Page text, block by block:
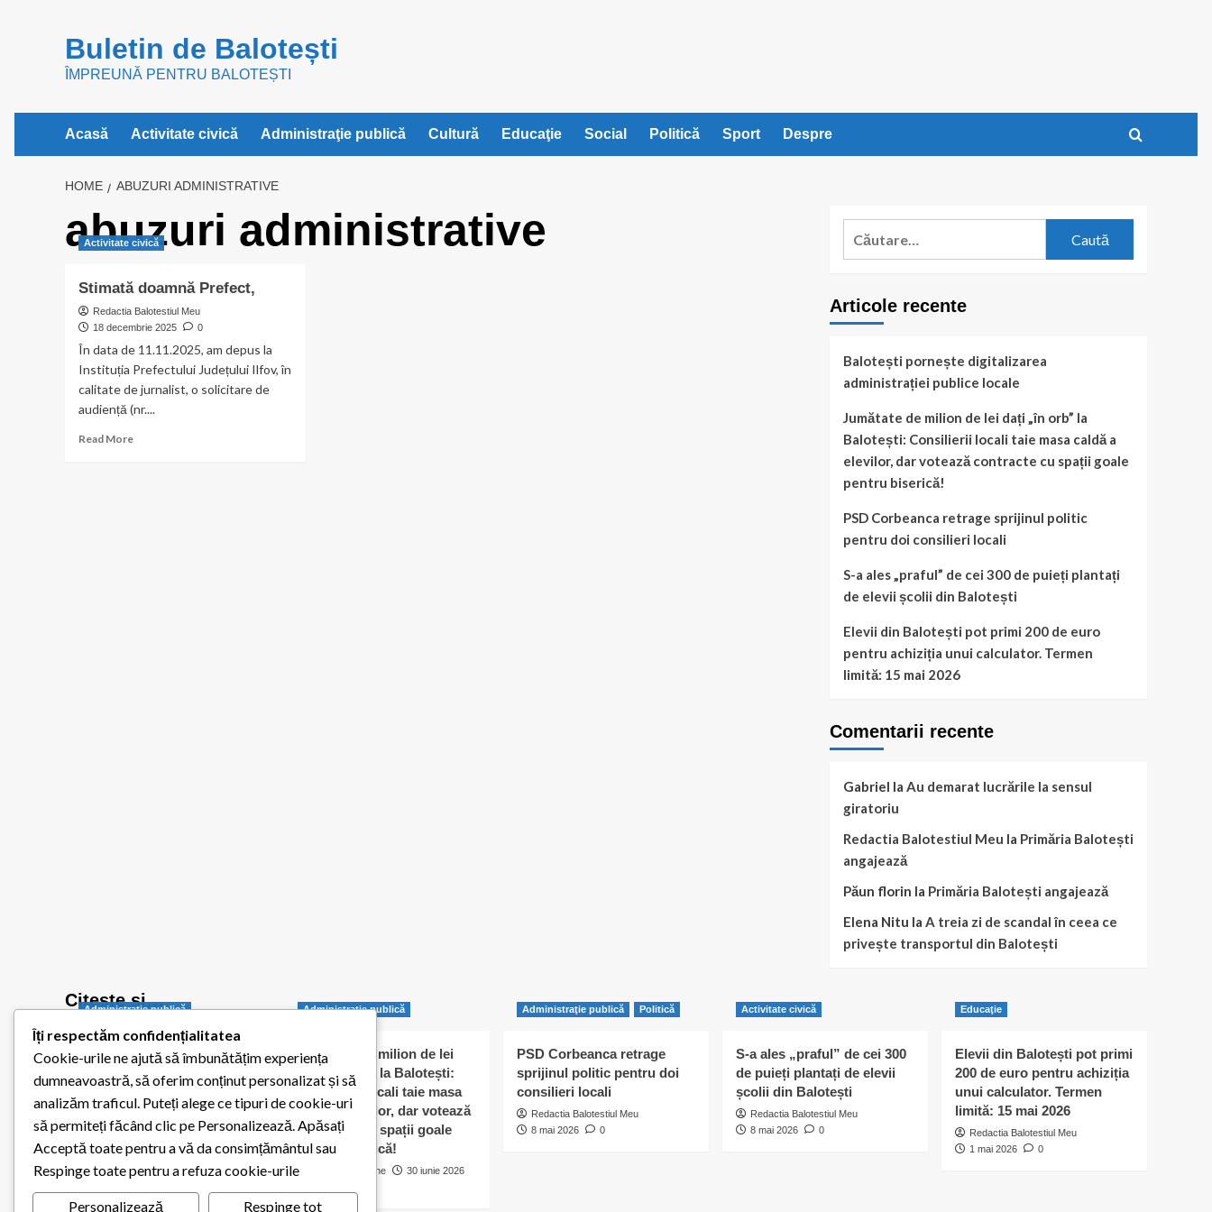
Buletin de Balotești
ÎMPREUNĂ PENTRU BALOTEȘTI
Acasă Activitate civică Administraţie publică Cultură Educaţie Social Politică Sport Despre
HOME ABUZURI ADMINISTRATIVE
abuzuri administrative
Activitate civică
Stimată doamnă Prefect,
Redactia Balotestiul Meu
18 decembrie 2025
0
În data de 11.11.2025, am depus la
Instituția Prefectului Județului Ilfov, în
calitate de jurnalist, o solicitare de
audiență (nr....
Read MoreRead
Caută
Articole recente
Balotești pornește digitalizarea
administrației publice locale
Jumătate de milion de lei dați „în orb” la
Balotești: Consilierii locali taie masa caldă a
elevilor, dar votează contracte cu spații goale
pentru biserică!
PSD Corbeanca retrage sprijinul politic
pentru doi consilieri locali
S-a ales „praful” de cei 300 de puieți plantați
de elevii școlii din Balotești
Elevii din Balotești pot primi 200 de euro
pentru achiziția unui calculator. Termen
limită: 15 mai 2026
Comentarii recente
Gabriel la Au demarat lucrările la sensul
giratoriu
Redactia Balotestiul Meu la Primăria Balotești
angajează
Păun florin la Primăria Balotești angajează
Elena Nitu la A treia zi de scandal în ceea ce
privește transportul din Balotești
Citește și…
Administraţie publică
Balotești pornește
digitalizarea administrației
publice locale
Redactia Balotestiul Meu
26 iulie 2026
0
Administraţie publică
Jumătate de milion de lei
dați „în orb” la Balotești:
Consilierii locali taie masa
caldă a elevilor, dar votează
contracte cu spații goale
pentru biserică!
Cosmin Matache
30 iunie 2026
Administraţie publică Politică
PSD Corbeanca retrage
sprijinul politic pentru doi
consilieri locali
Redactia Balotestiul Meu
8 mai 2026
0
Activitate civică
S-a ales „praful” de cei 300
de puieți plantați de elevii
școlii din Balotești
Redactia Balotestiul Meu
8 mai 2026
0
Educaţie
Elevii din Balotești pot primi
200 de euro pentru achiziția
unui calculator. Termen
limită: 15 mai 2026
Redactia Balotestiul Meu
1 mai 2026
0
Îți respectăm confidențialitatea
Cookie-urile ne ajută să îmbunătățim experiența
dumneavoastră, să oferim conținut personalizat și să
analizăm traficul. Puteți alege ce tipuri de cookie-uri
să permiteți făcând clic pe Personalizează. Apăsați
Acceptă toate pentru a vă da consimțământul sau
Respinge toate pentru a refuza cookie-urile
Personalizează Respinge tot